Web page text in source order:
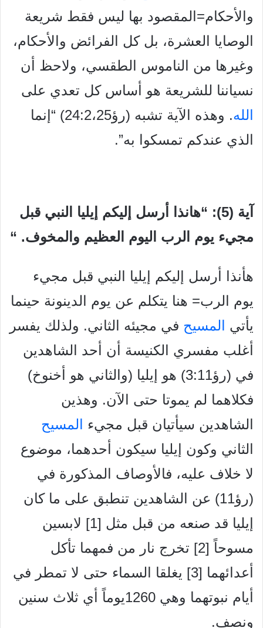
والأحكام=المقصود بها ليس فقط شريعة
الوصايا العشرة، بل كل الفرائض والأحكام،
وغيرها من الناموس الطقسي، ولاحظ أن
نسياننا للشريعة هو أساس كل تعدي على
الله
. وهذه الآية تشبه (رؤ24:2،25) “إنما
الذي عندكم تمسكوا به”.
آية (5): “هانذا أرسل إليكم إيليا النبي قبل
مجيء يوم الرب اليوم العظيم والمخوف. “
هأنذا أرسل إليكم إيليا النبي قبل مجيء
يوم الرب= هنا يتكلم عن يوم الدينونة حينما
يأتي
المسيح في مجيئه الثاني. ولذلك يفسر
أغلب مفسري الكنيسة أن أحد الشاهدين
في (رؤ3:11) هو إيليا (والثاني هو أخنوخ)
فكلاهما لم يموتا حتى الآن. وهذين
الشاهدين سيأتيان قبل مجيء
المسيح
الثاني وكون إيليا سيكون أحدهما، موضوع
لا خلاف عليه، فالأوصاف المذكورة في
(رؤ11) عن الشاهدين تنطبق على ما كان
إيليا قد صنعه من قبل مثل [1] لابسين
مسوحاً [2] تخرج نار من فمهما تأكل
أعدائهما [3] يغلقا السماء حتى لا تمطر في
أيام نبوتهما وهي 1260يوماً أي ثلاث سنين
ونصف.